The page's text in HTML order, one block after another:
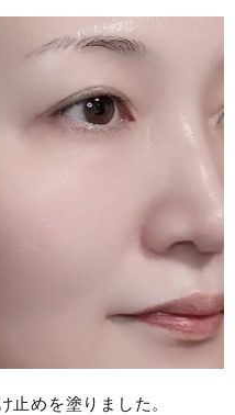
止めを塗りました。